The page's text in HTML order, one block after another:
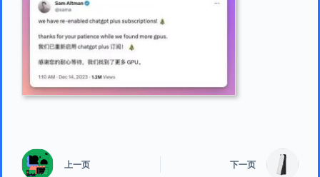
上一页 下一页